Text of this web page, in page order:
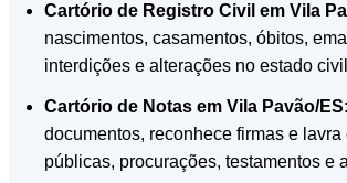
Cartório de Registro Civil em Vila
nascimentos, casamentos, óbitos,
interdições e alterações no estado
Cartório de Notas em Vila Pavão/ES
documentos, reconhece firmas e lavra
públicas, procurações, testamentos e